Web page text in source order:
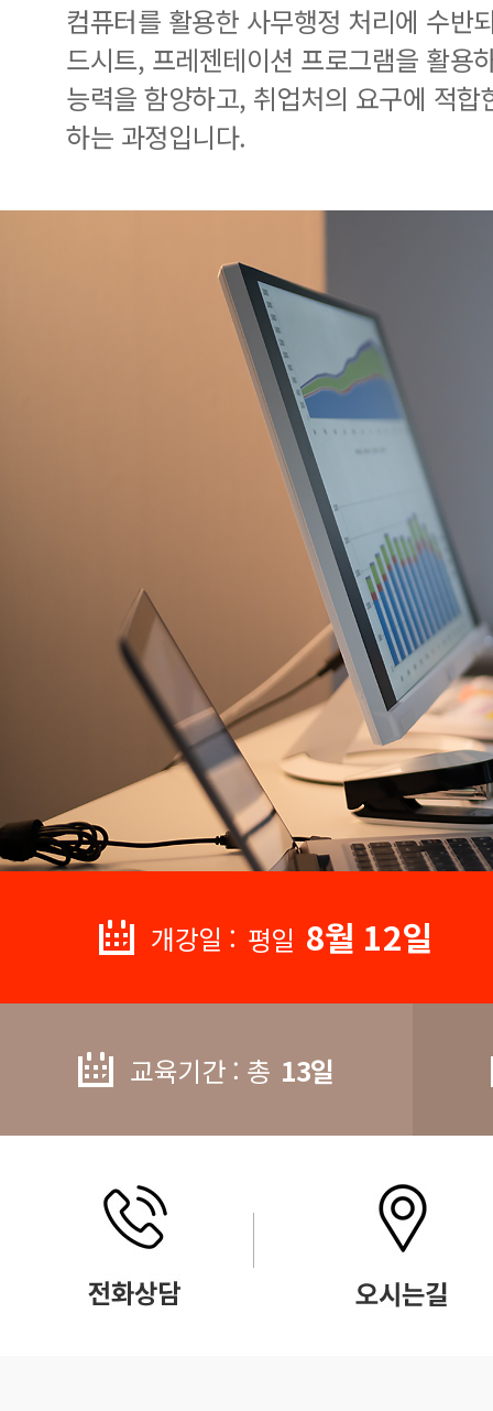
컴퓨터를 활용한 사무행정 처리에 수반
드시트, 프레젠테이션 프로그램을 활용
능력을 함양하고, 취업처의 요구에 적
하는 과정입니다.
개강일 : 평일 8월 12일
교육기간 : 총 13일